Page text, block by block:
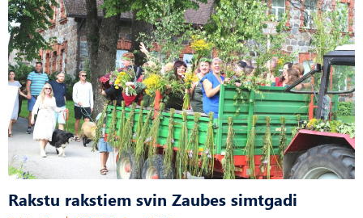
Rakstu rakstiem svin Zaubes simtgadi